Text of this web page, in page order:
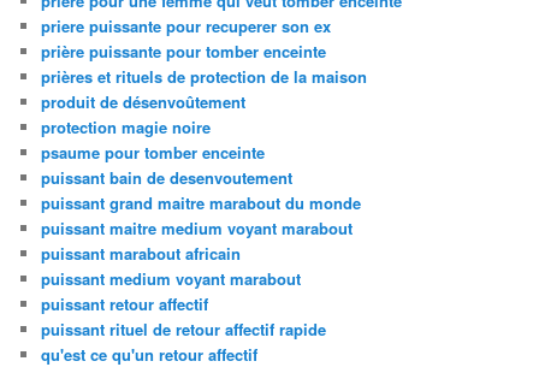
priere puissante pour recuperer son ex
prière puissante pour tomber enceinte
prières et rituels de protection de la maison
produit de désenvoûtement
protection magie noire
psaume pour tomber enceinte
puissant bain de desenvoutement
puissant grand maitre marabout du monde
puissant maitre medium voyant marabout
puissant marabout africain
puissant medium voyant marabout
puissant retour affectif
puissant rituel de retour affectif rapide
qu'est ce qu'un retour affectif